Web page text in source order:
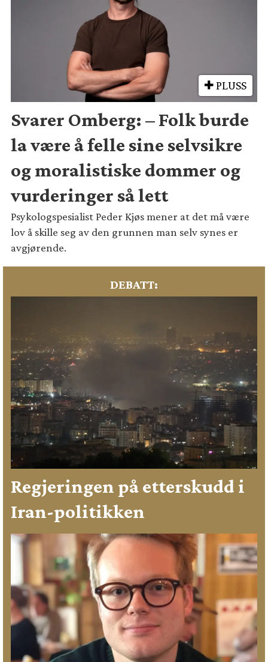
PLUSS
Svarer Omberg: – Folk burde
la være å felle sine selvsikre
og moralistiske dommer og
vurderinger så lett
Psykologspesialist Peder Kjøs mener at det må være
lov å skille seg av den grunnen man selv synes er
avgjørende.
DEBATT:
Regjeringen på etterskudd i
Iran-politikken